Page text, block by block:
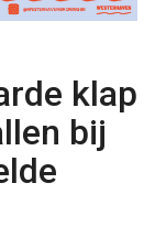
klap
bij